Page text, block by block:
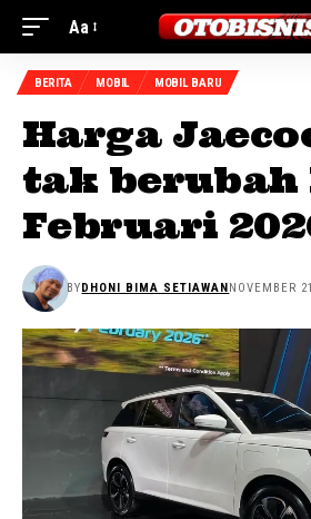
Aa
BERITA MOBIL MOBIL BARU
Harga
tak berubah
Februari
BYDHONI BIMA SETIAWANNOVEMBER